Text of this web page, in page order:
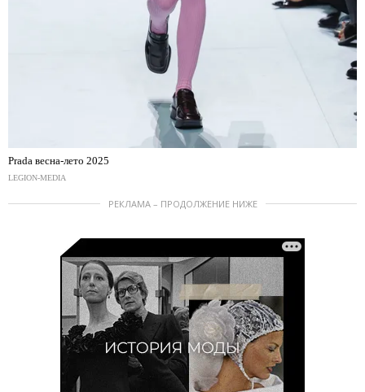
Prada весна-лето 2025
LEGION-MEDIA
РЕКЛАМА – ПРОДОЛЖЕНИЕ НИЖЕ